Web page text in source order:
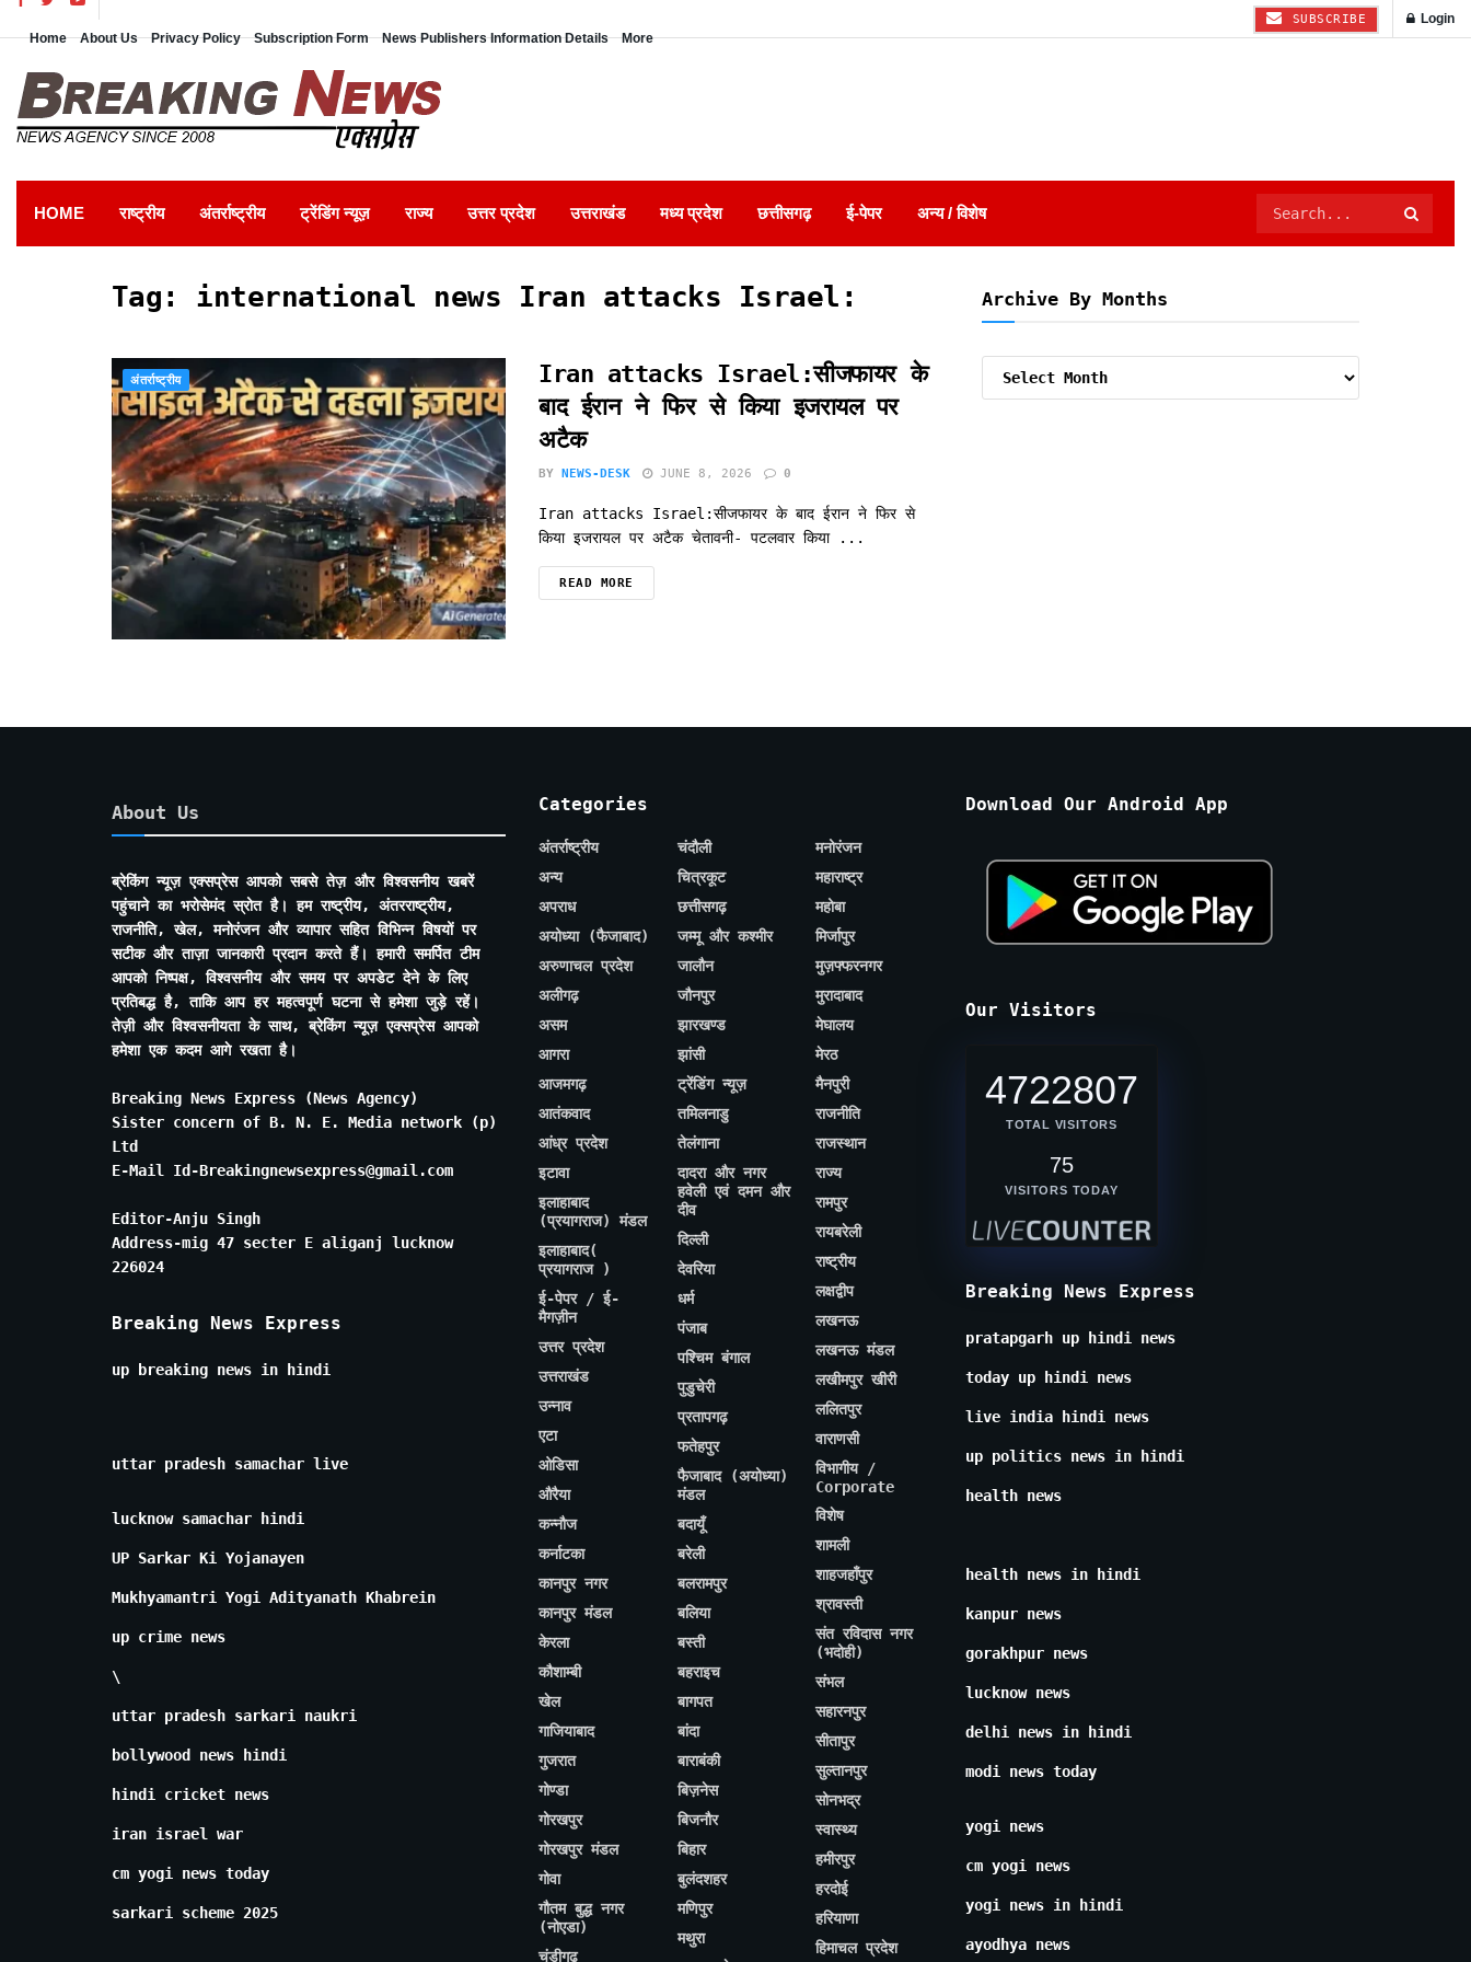
Home About Us Privacy Policy Subscription Form News Publishers Information Details More
SUBSCRIBE Login
HOME राष्ट्रीय अंतर्राष्ट्रीय ट्रेंडिंग न्यूज़ राज्य उत्तर प्रदेश उत्तराखंड मध्य प्रदेश छत्तीसगढ़ ई-पेपर अन्य / विशेष
Tag: international news Iran attacks Israel:
अंतर्राष्ट्रीय
Iran attacks Israel:सीजफायर के
बाद ईरान ने फिर से किया इजरायल पर
अटैक
BY NEWS-DESK JUNE 8, 2026 0
Iran attacks Israel:सीजफायर के बाद ईरान ने फिर से
किया इजरायल पर अटैक चेतावनी- पटलवार किया ...
READ MORE
Archive By Months
About Us
ब्रेकिंग न्यूज़ एक्सप्रेस आपको सबसे तेज़ और विश्वसनीय खबरें
पहुंचाने का भरोसेमंद स्रोत है। हम राष्ट्रीय, अंतरराष्ट्रीय,
राजनीति, खेल, मनोरंजन और व्यापार सहित विभिन्न विषयों पर
सटीक और ताज़ा जानकारी प्रदान करते हैं। हमारी समर्पित टीम
आपको निष्पक्ष, विश्वसनीय और समय पर अपडेट देने के लिए
प्रतिबद्ध है, ताकि आप हर महत्वपूर्ण घटना से हमेशा जुड़े रहें।
तेज़ी और विश्वसनीयता के साथ, ब्रेकिंग न्यूज़ एक्सप्रेस आपको
हमेशा एक कदम आगे रखता है।
Breaking News Express (News Agency)
Sister concern of B. N. E. Media network (p)
Ltd
E-Mail Id-Breakingnewsexpress@gmail.com
Editor-Anju Singh
Address-mig 47 secter E aliganj lucknow
226024
Breaking News Express
up breaking news in hindi
uttar pradesh samachar live
lucknow samachar hindi
UP Sarkar Ki Yojanayen
Mukhyamantri Yogi Adityanath Khabrein
up crime news
\
uttar pradesh sarkari naukri
bollywood news hindi
hindi cricket news
iran israel war
cm yogi news today
sarkari scheme 2025
Categories
अंतर्राष्ट्रीय
अन्य
अपराध
अयोध्या (फैजाबाद)
अरुणाचल प्रदेश
अलीगढ़
असम
आगरा
आजमगढ़
आतंकवाद
आंध्र प्रदेश
इटावा
इलाहाबाद
(प्रयागराज) मंडल
इलाहाबाद(
प्रयागराज )
ई-पेपर / ई-
मैगज़ीन
उत्तर प्रदेश
उत्तराखंड
उन्नाव
एटा
ओडिसा
औरैया
कन्नौज
कर्नाटका
कानपुर नगर
कानपुर मंडल
केरला
कौशाम्बी
खेल
गाजियाबाद
गुजरात
गोण्डा
गोरखपुर
गोरखपुर मंडल
गोवा
गौतम बुद्ध नगर
(नोएडा)
चंडीगढ़
चंदौली
चित्रकूट
छत्तीसगढ़
जम्मू और कश्मीर
जालौन
जौनपुर
झारखण्ड
झांसी
ट्रेंडिंग न्यूज़
तमिलनाडु
तेलंगाना
दादरा और नगर
हवेली एवं दमन और
दीव
दिल्ली
देवरिया
धर्म
पंजाब
पश्चिम बंगाल
पुडुचेरी
प्रतापगढ़
फतेहपुर
फैजाबाद (अयोध्या)
मंडल
बदायूँ
बरेली
बलरामपुर
बलिया
बस्ती
बहराइच
बागपत
बांदा
बाराबंकी
बिज़नेस
बिजनौर
बिहार
बुलंदशहर
मणिपुर
मथुरा
मनोरंजन
महाराष्ट्र
महोबा
मिर्जापुर
मुज़फ्फरनगर
मुरादाबाद
मेघालय
मेरठ
मैनपुरी
राजनीति
राजस्थान
राज्य
रामपुर
रायबरेली
राष्ट्रीय
लक्षद्वीप
लखनऊ
लखनऊ मंडल
लखीमपुर खीरी
ललितपुर
वाराणसी
विभागीय /
Corporate
विशेष
शामली
शाहजहाँपुर
श्रावस्ती
संत रविदास नगर
(भदोही)
संभल
सहारनपुर
सीतापुर
सुल्तानपुर
सोनभद्र
स्वास्थ्य
हमीरपुर
हरदोई
हरियाणा
हिमाचल प्रदेश
Download Our Android App
Our Visitors
4722807
TOTAL VISITORS
75
VISITORS TODAY
Breaking News Express
pratapgarh up hindi news
today up hindi news
live india hindi news
up politics news in hindi
health news
health news in hindi
kanpur news
gorakhpur news
lucknow news
delhi news in hindi
modi news today
yogi news
cm yogi news
yogi news in hindi
ayodhya news